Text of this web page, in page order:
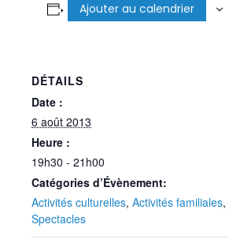
Ajouter au calendrier
DÉTAILS
Date :
6 août 2013
Heure :
19h30 - 21h00
Catégories d’Évènement:
Activités culturelles, Activités familiales,
Spectacles